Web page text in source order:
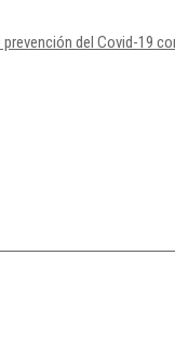
del Covid-19